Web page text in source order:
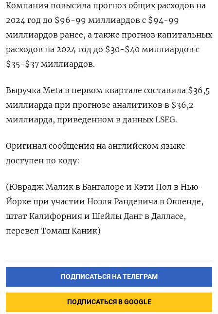
Компания повысила прогноз общих расходов на
2024 год до $96-99 миллиардов с $94-99
миллиардов ранее, а также прогноз капитальных
расходов на 2024 год до $30-$40 миллиардов с
$35-$37 миллиардов.
Выручка Meta в первом квартале составила $36,5
миллиарда при прогнозе аналитиков в $36,2
миллиарда, приведенном в данных LSEG.
Оригинал сообщения на английском языке
доступен по коду:
(Юврадж Малик в Бангалоре и Кэти Пол в Нью-
Йорке при участии Ноэля Рандевича в Окленде,
штат Калифорния и Шейлы Данг в Далласе,
перевел Томаш Каник)
ПОДПИСАТЬСЯ НА ТЕЛЕГРАМ
ПОДПИСАТЬСЯ В GOOGLE